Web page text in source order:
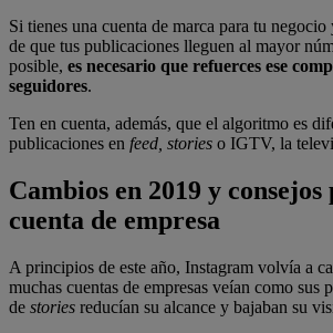
Si tienes una cuenta de marca para tu negocio
de que tus publicaciones lleguen al mayor
posible, es necesario que refuerces ese
seguidores.
Ten en cuenta, además, que el algoritmo es
publicaciones en feed, stories o IGTV, la
Cambios en 2019 y
cuenta de empresa
A principios de este año, Instagram volvía a
muchas cuentas de empresas veían como sus
de stories reducían su alcance y bajaban su